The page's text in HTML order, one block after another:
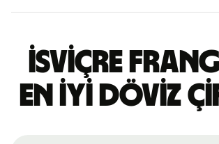
İsviçre
en iyi döviz